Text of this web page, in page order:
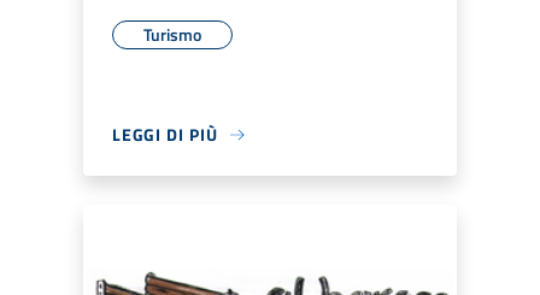
Turismo
LEGGI DI PIÙ